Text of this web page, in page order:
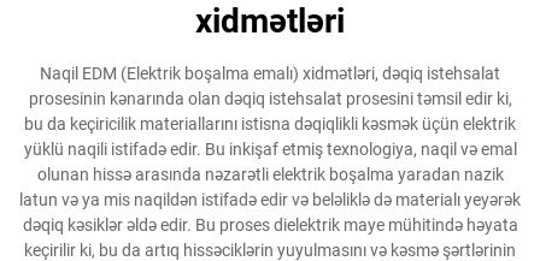
xidmətləri
Naqil EDM (Elektrik boşalma emalı) xidmətləri, dəqiq istehsalat
prosesinin kənarında olan dəqiq istehsalat prosesini təmsil edir ki,
bu da keçiricilik materiallarını istisna dəqiqlikli kəsmək üçün elektrik
yüklü naqili istifadə edir. Bu inkişaf etmiş texnologiya, naqil və emal
olunan hissə arasında nəzarətli elektrik boşalma yaradan nazik
latun və ya mis naqildən istifadə edir və beləliklə də materialı yeyərək
dəqiq kəsiklər əldə edir. Bu proses dielektrik maye mühitində həyata
keçirilir ki, bu da artıq hissəciklərin yuyulmasını və kəsmə şərtlərinin